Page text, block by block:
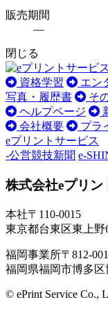
販売期間
―
閉じる
資格学習 エン
写真・履歴書
そ
ヘルプページ
会社概要
プラ
eプリントサービス
-公営競技新聞 e-
株式会社eプリン
本社〒110-0015
東京都台東区東上
福岡事業所〒812-
福岡県福岡市博多
© ePrint Service Co.,